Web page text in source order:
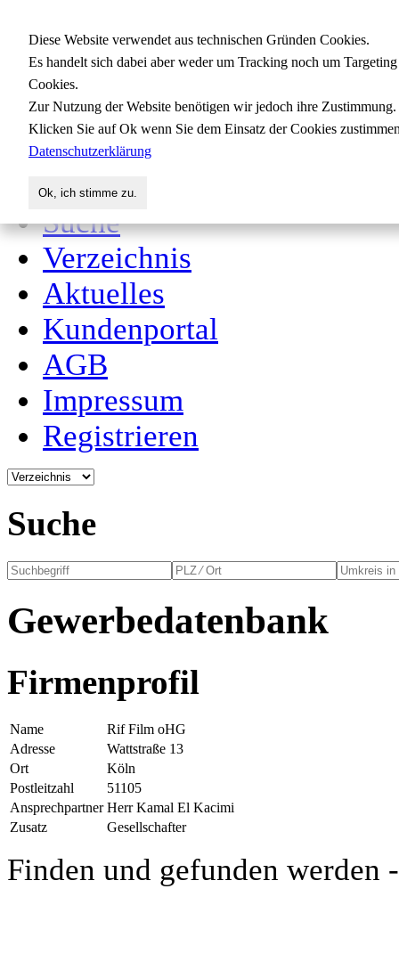
Gewerbedatenbank.org
für Handwerk,
Start
Suche
Verzeichnis
Aktuelles
Kundenportal
AGB
Impressum
Registrieren
Suche
Gewerbedatenbank
Firmenprofil
Name
Rif Film oHG
Adresse
Wattstraße 13
Ort
Köln
Postleitzahl
51105
Ansprechpartner Herr Kamal El Kacimi
Zusatz
Gesellschafter
Finden und gefunden werden
Diese Website verwendet aus technischen Gründen Cookies.
Es handelt sich dabei aber weder um Tracking noch um Targeting
Cookies.
Zur Nutzung der Website benötigen wir jedoch ihre Zustimmung.
Klicken Sie auf Ok wenn Sie dem Einsatz der Cookies
Datenschutzerklärung
Ok, ich stimme zu.